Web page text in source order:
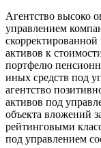
Агентство высоко
управлением
скорректированной
активов к
портфелю
иных средств под
агентство
активов под
объекта вложений
рейтинговыми
под управлением